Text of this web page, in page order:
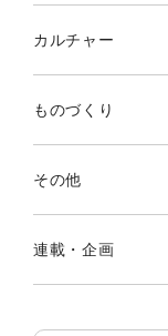
カルチャー
ものづくり
その他
連載・企画